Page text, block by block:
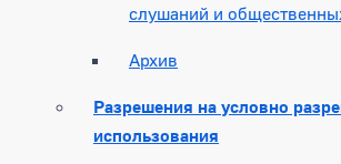
слушаний и
Архив
Разрешения на условно
использования